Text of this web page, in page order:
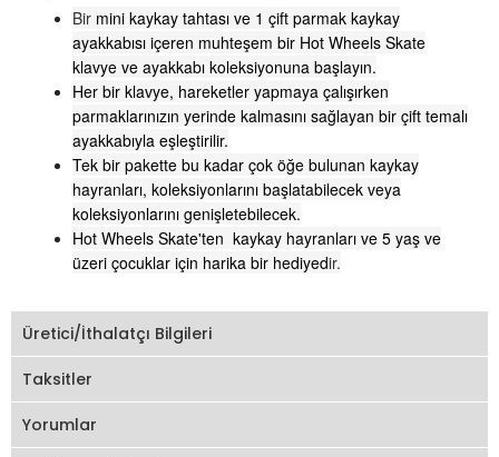
Bir mini kaykay tahtası ve 1 çift parmak kaykay
ayakkabısı içeren muhteşem bir Hot Wheels Skate
klavye ve ayakkabı koleksiyonuna başlayın.
Her bir klavye, hareketler yapmaya çalışırken
parmaklarınızın yerinde kalmasını sağlayan bir çift temalı
ayakkabıyla eşleştirilir.
Tek bir pakette bu kadar çok öğe bulunan kaykay
hayranları, koleksiyonlarını başlatabilecek veya
koleksiyonlarını genişletebilecek.
Hot Wheels Skate'ten kaykay hayranları ve 5 yaş ve
üzeri çocuklar için harika bir hediyedir.
Üretici/İthalatçı Bilgileri
Taksitler
Yorumlar